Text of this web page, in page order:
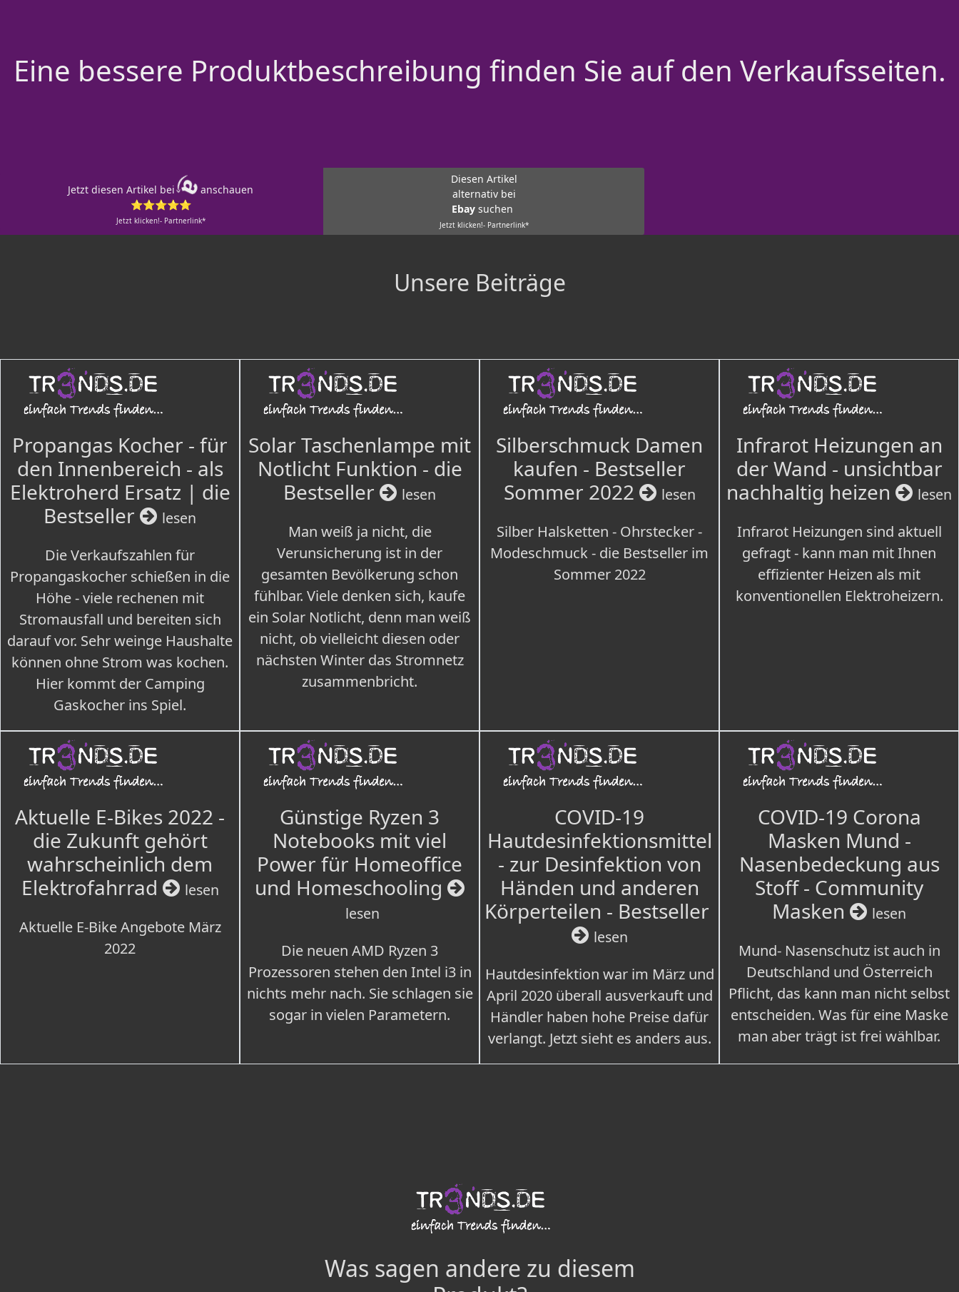
Eine bessere Produktbeschreibung finden Sie auf den Verkaufsseiten.
Jetzt diesen Artikel bei
anschauen
⭐⭐⭐⭐⭐
Jetzt klicken!- Partnerlink*
Diesen Artikel
alternativ bei
Ebay suchen
Jetzt klicken!- Partnerlink*
Unsere Beiträge
Propangas Kocher - für
den Innenbereich - als
Elektroherd Ersatz | die
Bestseller
lesen
Die Verkaufszahlen für
Propangaskocher schießen in die
Höhe - viele rechenen mit
Stromausfall und bereiten sich
darauf vor. Sehr weinge Haushalte
können ohne Strom was kochen.
Hier kommt der Camping
Gaskocher ins Spiel.
Solar Taschenlampe mit
Notlicht Funktion - die
Bestseller
lesen
Man weiß ja nicht, die
Verunsicherung ist in der
gesamten Bevölkerung schon
fühlbar. Viele denken sich, kaufe
ein Solar Notlicht, denn man weiß
nicht, ob vielleicht diesen oder
nächsten Winter das Stromnetz
zusammenbricht.
Silberschmuck Damen
kaufen - Bestseller
Sommer 2022
lesen
Silber Halsketten - Ohrstecker -
Modeschmuck - die Bestseller im
Sommer 2022
Infrarot Heizungen an
der Wand - unsichtbar
nachhaltig heizen
lesen
Infrarot Heizungen sind aktuell
gefragt - kann man mit Ihnen
effizienter Heizen als mit
konventionellen Elektroheizern.
Aktuelle E-Bikes 2022 -
die Zukunft gehört
wahrscheinlich dem
Elektrofahrrad
lesen
Aktuelle E-Bike Angebote März
2022
Günstige Ryzen 3
Notebooks mit viel
Power für Homeoffice
und Homeschooling
lesen
Die neuen AMD Ryzen 3
Prozessoren stehen den Intel i3 in
nichts mehr nach. Sie schlagen sie
sogar in vielen Parametern.
COVID-19
Hautdesinfektionsmittel
- zur Desinfektion von
Händen und anderen
Körperteilen - Bestseller
lesen
Hautdesinfektion war im März und
April 2020 überall ausverkauft und
Händler haben hohe Preise dafür
verlangt. Jetzt sieht es anders aus.
COVID-19 Corona
Masken Mund -
Nasenbedeckung aus
Stoff - Community
Masken
lesen
Mund- Nasenschutz ist auch in
Deutschland und Österreich
Pflicht, das kann man nicht selbst
entscheiden. Was für eine Maske
man aber trägt ist frei wählbar.
Was sagen andere zu diesem